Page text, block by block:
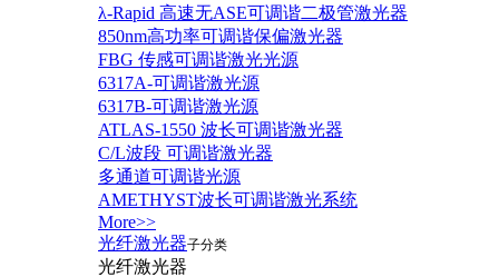
λ-Rapid 高速无ASE可调谐二极管激光器
850nm高功率可调谐保偏激光器
FBG 传感可调谐激光光源
6317A-可调谐激光源
6317B-可调谐激光源
ATLAS-1550 波长可调谐激光器
C/L波段 可调谐激光器
多通道可调谐光源
AMETHYST波长可调谐激光系统
More>>
光纤激光器子分类
光纤激光器